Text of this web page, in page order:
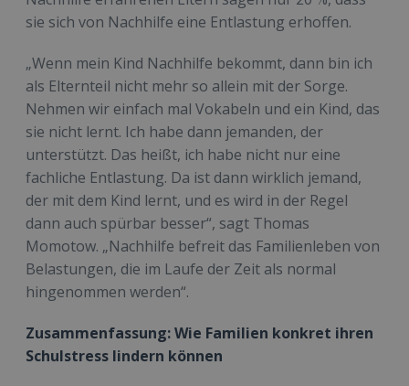
sie sich von Nachhilfe eine Entlastung erhoffen.
„Wenn mein Kind Nachhilfe bekommt, dann bin ich
als Elternteil nicht mehr so allein mit der Sorge.
Nehmen wir einfach mal Vokabeln und ein Kind, das
sie nicht lernt. Ich habe dann jemanden, der
unterstützt. Das heißt, ich habe nicht nur eine
fachliche Entlastung. Da ist dann wirklich jemand,
der mit dem Kind lernt, und es wird in der Regel
dann auch spürbar besser“, sagt Thomas
Momotow. „Nachhilfe befreit das Familienleben von
Belastungen, die im Laufe der Zeit als normal
hingenommen werden“.
Zusammenfassung: Wie Familien konkret ihren
Schulstress lindern können